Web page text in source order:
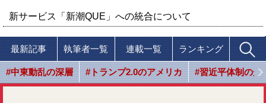
新サービス「新潮QUE」への統合について
最新記事 執筆者一覧 連載一覧 ランキング
#中東動乱の深層 #トランプ2.0のアメリカ #習近平体制の光